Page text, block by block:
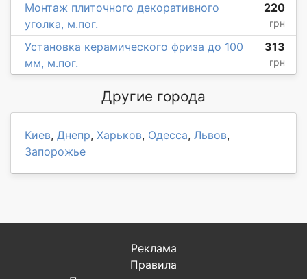
Монтаж плиточного декоративного
уголка, м.пог.
220
грн
Установка керамического фриза до 100
мм, м.пог.
313
грн
Другие города
Киев, Днепр, Харьков, Одесса, Львов,
Запорожье
Реклама
Правила